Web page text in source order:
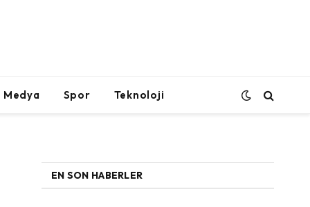
Medya Spor Teknoloji
EN SON HABERLER